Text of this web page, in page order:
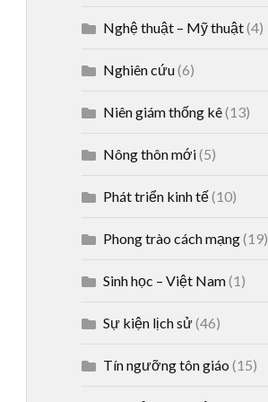
Nghệ thuật – Mỹ thuật(4)
Nghiên cứu(6)
Niên giám thống kê(13)
Nông thôn mới(5)
Phát triển kinh tế(10)
Phong trào cách mạng(19)
Sinh học – Việt Nam(1)
Sự kiện lịch sử(46)
Tín ngưỡng tôn giáo (15)